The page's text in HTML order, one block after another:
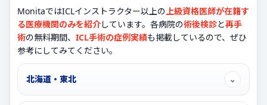
MonitaではICLインストラクター以上の上級資格医師が在籍す
る医療機関のみを紹介しています。各病院の術後検診と再手
術の無料期間、 ICL手術の症例実績も掲載しているので、ぜひ
参考にしてみてください。
北海道・東北 ⌄